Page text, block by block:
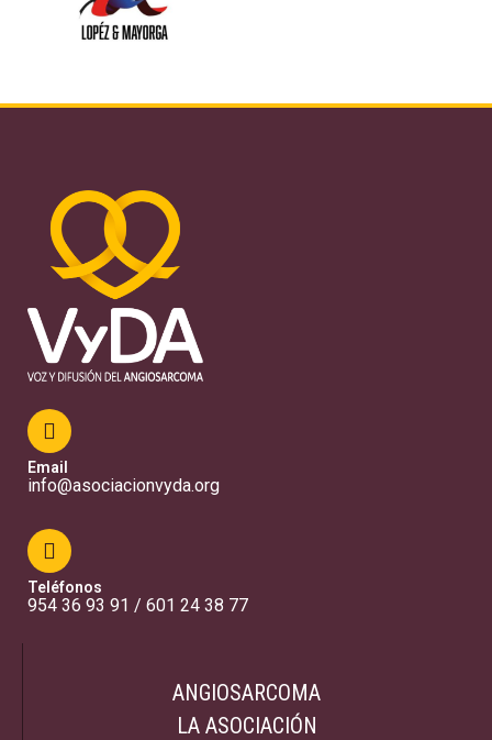
Email
info@asociacionvyda.org
Teléfonos
954 36 93 91 / 601 24 38 77
ANGIOSARCOMA
LA ASOCIACIÓN